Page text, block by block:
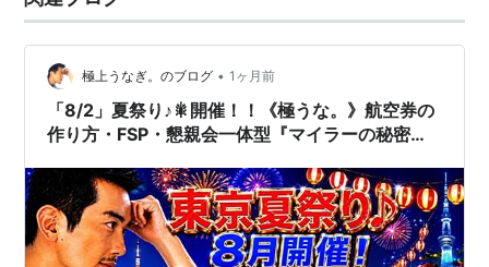
極上うなぎ。のブログ • 1ヶ月前
「8/2」夏祭り♪🎇開催！！《極うな。》航空券の
作り方・FSP・懇親会一体型『マイラーの秘密会